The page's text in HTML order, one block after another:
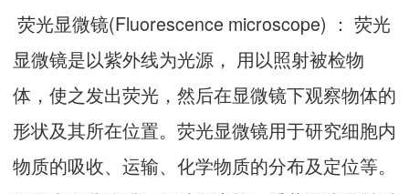
荧光显微镜(Fluorescence microscope) ： 荧光
显微镜是以紫外线为光源， 用以照射被检物
体，使之发出荧光，然后在显微镜下观察物体的
形状及其所在位置。荧光显微镜用于研究细胞内
物质的吸收、运输、化学物质的分布及定位等。